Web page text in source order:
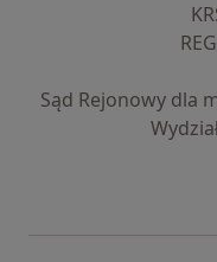
Sąd Rejonowy dla